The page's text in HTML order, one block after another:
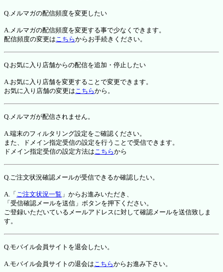
Q.メルマガの配信頻度を変更したい
A.メルマガの配信頻度を変更する事で少なくできます。
配信頻度の変更はこちらからお手続きください。
Q.お気に入り店舗からの配信を追加・停止したい
A.お気に入り店舗を変更することで変更できます。
お気に入り店舗の変更はこちらから。
Q.メルマガが配信されません。
A.端末のフィルタリング設定をご確認ください。
また、ドメイン指定受信の設定を行うことで受信できます。
ドメイン指定受信の設定方法はこちらから
Q.ご注文状況確認メールが受信できるか確認したい。
A.「 ご注文状況一覧 」からお進みいただき、
「受信確認メールを送信」ボタンを押下ください。
ご登録いただいているメールアドレスに対して確認メールを送信致しま
す。
Q.モバイル会員サイトを退会したい。
A.モバイル会員サイトの退会はこちらからお進み下さい。